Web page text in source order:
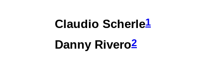
Claudio Scherle1
Danny Rivero2